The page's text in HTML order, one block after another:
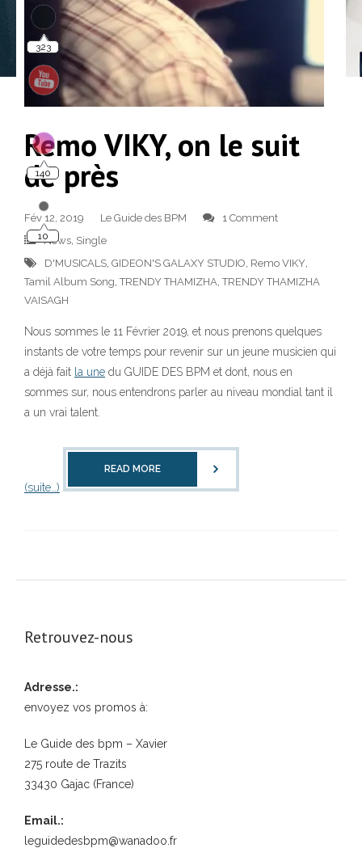
Remo VIKY, on le suit
de près
Fév 12, 2019 Le Guide des BPM
1 Comment
News, Single
D'MUSICALS, GIDEON'S GALAXY STUDIO, Remo VIKY,
Tamil Album Song,TRENDY THAMIZHA,TRENDY THAMIZHA
VAISAGH
Nous sommes le 11 Février 2019, et nous prenons quelques
instants de votre temps pour revenir sur un jeune musicien qui
a déjà fait la une du GUIDE DES BPM et dont, nous en
sommes sur, nous entendrons parler au niveau mondial tant il
a un vrai talent.
(suite…)
READ MORE
Retrouvez-nous
Adresse.:
envoyez vos promos à:
Le Guide des bpm – Xavier
275 route de Trazits
33430 Gajac (France)
Email.:
leguidedesbpm@wanadoo.fr
140
10